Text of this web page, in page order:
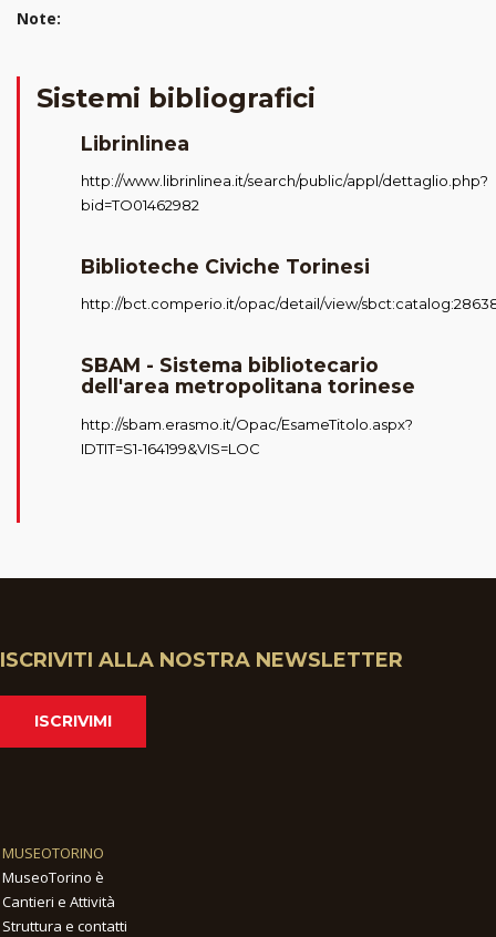
Note:
Sistemi bibliografici
Librinlinea
http://www.librinlinea.it/search/public/appl/dettaglio.php?
bid=TO01462982
Biblioteche Civiche Torinesi
http://bct.comperio.it/opac/detail/view/
SBAM - Sistema bibliotecario
dell'area metropolitana torinese
http://sbam.erasmo.it/Opac/EsameTitolo.aspx?
IDTIT=S1-164199&VIS=LOC
ISCRIVITI ALLA NOSTRA NEWSLETTER
ISCRIVIMI
MUSEOTORINO
MuseoTorino è
Cantieri e Attività
Struttura e contatti